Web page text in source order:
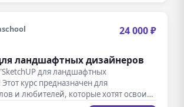
24 000 ₽
ландшафтных дизайнеров
для ландшафтных
курс предназначен для
и любителей, которые хотят освоить